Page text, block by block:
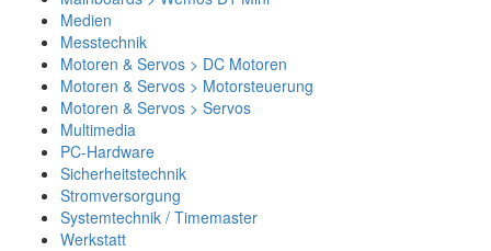
Medien
Messtechnik
Motoren & Servos > DC Motoren
Motoren & Servos > Motorsteuerung
Motoren & Servos > Servos
Multimedia
PC-Hardware
Sicherheitstechnik
Stromversorgung
Systemtechnik / Timemaster
Werkstatt